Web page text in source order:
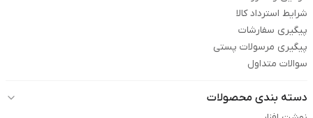
شرایط استرداد کالا
پیگیری سفارشات
پیگیری مرسولات پستی
سوالات متداول
دسته بندی محصولات